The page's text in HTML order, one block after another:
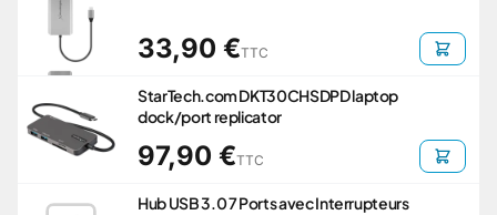
33,90 €TTC
StarTech.com DKT30CHSDPD laptop
dock/port replicator
97,90 €TTC
Hub USB 3.0 7 Ports avec Interrupteurs